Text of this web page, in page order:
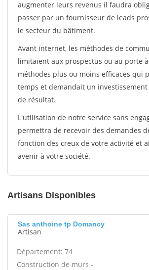
augmenter leurs revenus il faudra
passer par un fournisseur de leads
le secteur du bâtiment.
Avant internet, les méthodes de
limitaient aux prospectus ou au porte
méthodes plus ou moins efficaces qui
temps et demandait un
de résultat.
L'utilisation de notre service sans
permettra de recevoir des demandes
fonction des creux de votre activité et
avenir à votre société.
Artisans Disponibles
Sas anthoine tp Domancy
Artisan
Département: 74
Construction de murs -